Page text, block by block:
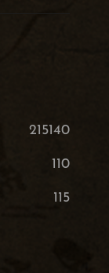
215140
110
115